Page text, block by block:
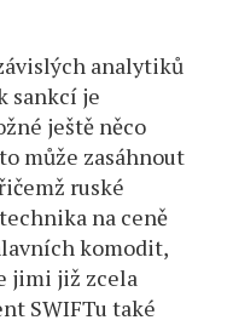
analytiků
sankcí je
ještě něco
může zasáhnout
ruské
na ceně
komodit,
jimi již zcela
SWIFTu také